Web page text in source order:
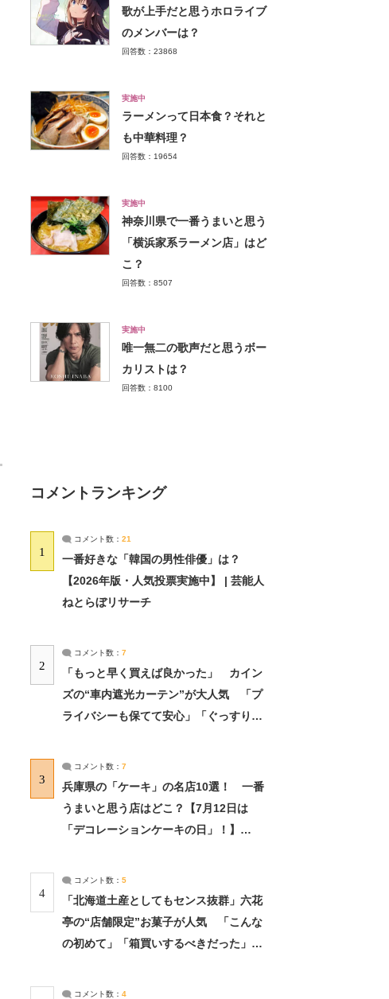
歌が上手だと思うホロライブ
のメンバーは？
回答数：23868
実施中
ラーメンって日本食？それと
も中華料理？
回答数：19654
実施中
神奈川県で一番うまいと思う
「横浜家系ラーメン店」はど
こ？
回答数：8507
実施中
唯一無二の歌声だと思うボー
カリストは？
回答数：8100
コメントランキング
1
コメント数： 21
一番好きな「韓国の男性俳優」は？
【2026年版・人気投票実施中】 | 芸能人
ねとらぼリサーチ
2
コメント数： 7
「もっと早く買えば良かった」 カイン
ズの“車内遮光カーテン”が大人気 「プ
ライバシーも保てて安心」「ぐっすり眠
3
コメント数： 7
兵庫県の「ケーキ」の名店10選！ 一番
うまいと思う店はどこ？【7月12日は
「デコレーションケーキの日」！】
4
コメント数： 5
「北海道土産としてもセンス抜群」六花
亭の“店舗限定”お菓子が人気 「こんな
の初めて」「箱買いするべきだった」
コメント数： 4